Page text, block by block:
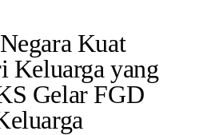
Kuat
Keluarga yang
Gelar FGD